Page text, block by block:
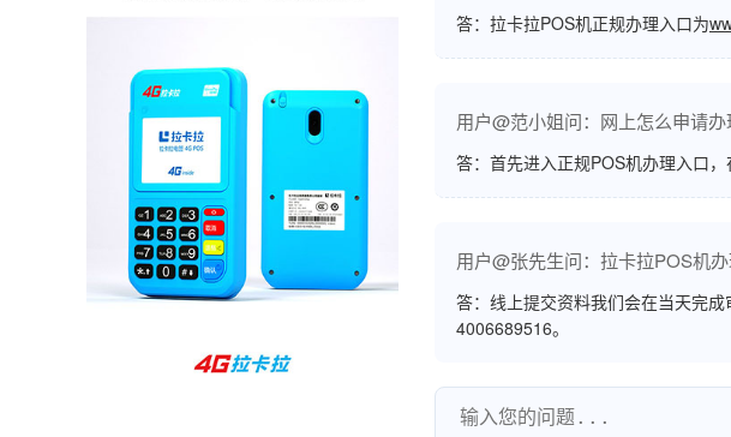
孙女士
收到用了还可以，朋友推荐用的，她之前用了竟
然给提额了，希望我也能提呃，客服还和我说了
很多提额小技巧希望有用吧。
杨先生
答：拉卡拉POS机正规办理入口为
用户@范小姐问：网上怎么申请办
答：首先进入正规POS机办理入口
用户@张先生问：拉卡拉POS机办
答：线上提交资料我们会在当天完
4006689516。